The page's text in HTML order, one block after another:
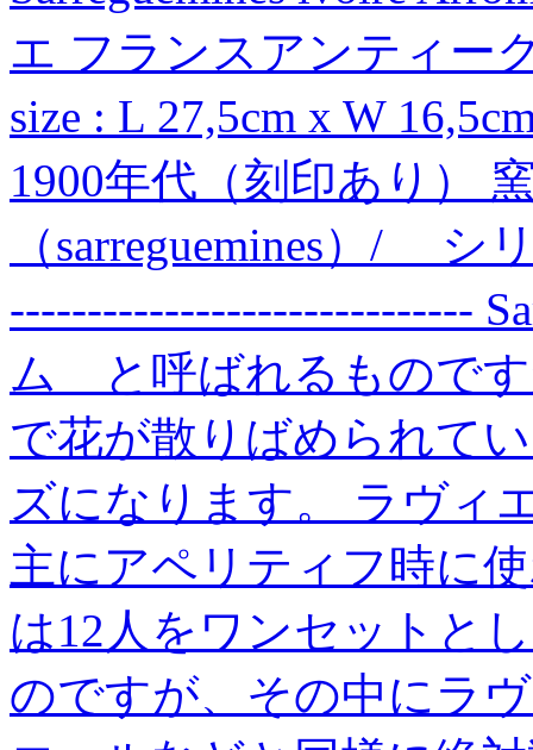
エ フランスアンティー
size : L 27,5cm x W
1900年代（刻印あり）
（sarreguemines）/ シ
------------------------------
ム と呼ばれるもので
で花が散りばめられて
ズになります。 ラヴィ
主にアペリティフ時に
は12人をワンセットと
のですが、その中にラ